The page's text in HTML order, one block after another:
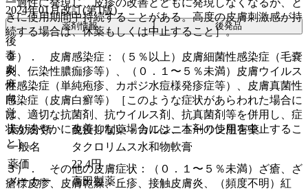
一過性に発現し、皮疹の改善とともに発現しなくなるが、と
きに使用期間中持続することがある。高度の皮膚刺激感が持
続する場合は、休薬もしくは中止すること］。
２）． 皮膚感染症：（５％以上）皮膚細菌性感染症（毛嚢
炎、伝染性膿痂疹等）、（０．１〜５％未満）皮膚ウイルス
性感染症（単純疱疹、カポジ水痘様発疹症等）、皮膚真菌性
感染症（皮膚白癬等）［このような症状があらわれた場合に
は、適切な抗菌剤、抗ウイルス剤、抗真菌剤等を併用し、症
状が速やかに改善しない場合には、本剤の使用を中止するこ
と］。
３）． その他の皮膚症状：（０．１〜５％未満）ざ瘡、ざ
瘡様皮疹、皮膚乾燥、丘疹、接触皮膚炎、（頻度不明）紅
2024年01月改訂(第1版)
薬剤情報 後発品
後
毒
劇
麻
向
覚
薬効分類
免疫抑制薬 > カルシニューリン阻害薬
一般名
タクロリムス水和物軟膏
薬価
22.4円
メーカー
高田製薬